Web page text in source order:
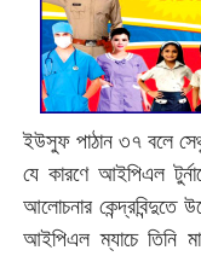
ইউসুফ পাঠান ৩৭ বলে
যে কারণে আইপিএল
আলোচনার কেন্দ্রবিন্দুতে
আইপিএল ম্যাচে তিনি